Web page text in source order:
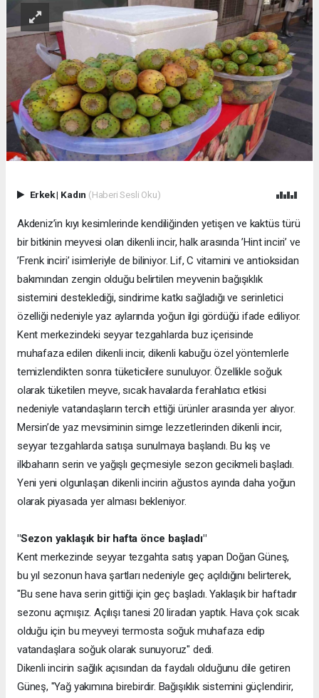
Erkek| Kadın (Haberi Sesli Oku)
Akdeniz’in kıyı kesimlerinde kendiliğinden yetişen ve kaktüs türü
bir bitkinin meyvesi olan dikenli incir, halk arasında ’Hint inciri’ ve
’Frenk inciri’ isimleriyle de biliniyor. Lif, C vitamini ve antioksidan
bakımından zengin olduğu belirtilen meyvenin bağışıklık
sistemini desteklediği, sindirime katkı sağladığı ve serinletici
özelliği nedeniyle yaz aylarında yoğun ilgi gördüğü ifade ediliyor.
Kent merkezindeki seyyar tezgahlarda buz içerisinde
muhafaza edilen dikenli incir, dikenli kabuğu özel yöntemlerle
temizlendikten sonra tüketicilere sunuluyor. Özellikle soğuk
olarak tüketilen meyve, sıcak havalarda ferahlatıcı etkisi
nedeniyle vatandaşların tercih ettiği ürünler arasında yer alıyor.
Mersin’de yaz mevsiminin simge lezzetlerinden dikenli incir,
seyyar tezgahlarda satışa sunulmaya başlandı. Bu kış ve
ilkbaharın serin ve yağışlı geçmesiyle sezon gecikmeli başladı.
Yeni yeni olgunlaşan dikenli incirin ağustos ayında daha yoğun
olarak piyasada yer alması bekleniyor.
"Sezon yaklaşık bir hafta önce başladı"
Kent merkezinde seyyar tezgahta satış yapan Doğan Güneş,
bu yıl sezonun hava şartları nedeniyle geç açıldığını belirterek,
"Bu sene hava serin gittiği için geç başladı. Yaklaşık bir haftadır
sezonu açmışız. Açılışı tanesi 20 liradan yaptık. Hava çok sıcak
olduğu için bu meyveyi termosta soğuk muhafaza edip
vatandaşlara soğuk olarak sunuyoruz" dedi.
Dikenli incirin sağlık açısından da faydalı olduğunu dile getiren
Güneş, "Yağ yakımına birebirdir. Bağışıklık sistemini güçlendirir,